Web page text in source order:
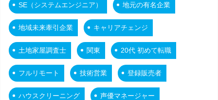
SE（システムエンジニア） 地元の有名企業
地域未来牽引企業 キャリアチェンジ
土地家屋調査士 関東 20代 初めて転職
フルリモート 技術営業 登録販売者
ハウスクリーニング 声優マネージャー